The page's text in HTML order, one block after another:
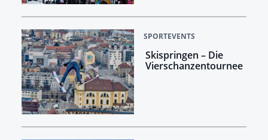
SPORTEVENTS
Skispringen – Die
Vierschanzentournee